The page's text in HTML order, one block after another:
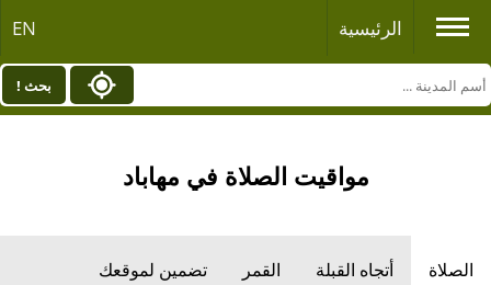
الرئيسية EN
بحث !
مواقيت الصلاة في مهاباد
الصلاة أتجاه القبلة القمر تضمين لموقعك